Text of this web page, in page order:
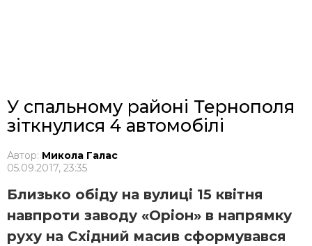
У спальному районі Тернополя
зіткнулися 4 автомобілі
Автор: Микола Галас
05.09.2017, 23:35
Близько обіду на вулиці 15 квітня
навпроти заводу «Оріон» в напрямку
руху на Східний масив сформувався